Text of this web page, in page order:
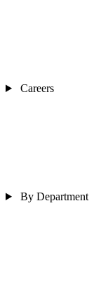
Careers
By Department